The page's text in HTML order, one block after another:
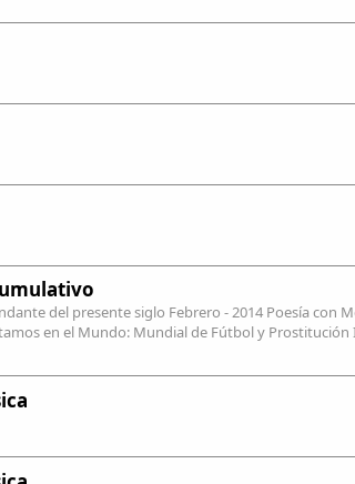
del presente siglo Febrero - 2014 Poesía con
en el Mundo: Mundial de Fútbol y